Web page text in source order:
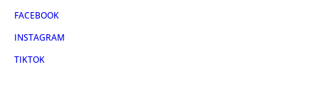
FACEBOOK
INSTAGRAM
TIKTOK